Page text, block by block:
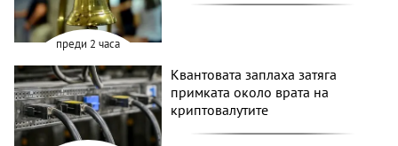
преди 2 часа
Квантовата заплаха затяга
примката около врата на
криптовалутите